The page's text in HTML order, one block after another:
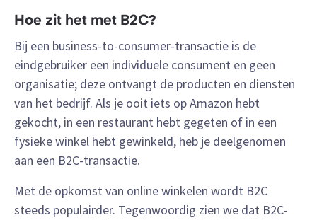
Hoe zit het met B2C?
Bij een business-to-consumer-transactie is de
eindgebruiker een individuele consument en geen
organisatie; deze ontvangt de producten en diensten
van het bedrijf. Als je ooit iets op Amazon hebt
gekocht, in een restaurant hebt gegeten of in een
fysieke winkel hebt gewinkeld, heb je deelgenomen
aan een B2C-transactie.
Met de opkomst van online winkelen wordt B2C
steeds populairder. Tegenwoordig zien we dat B2C-